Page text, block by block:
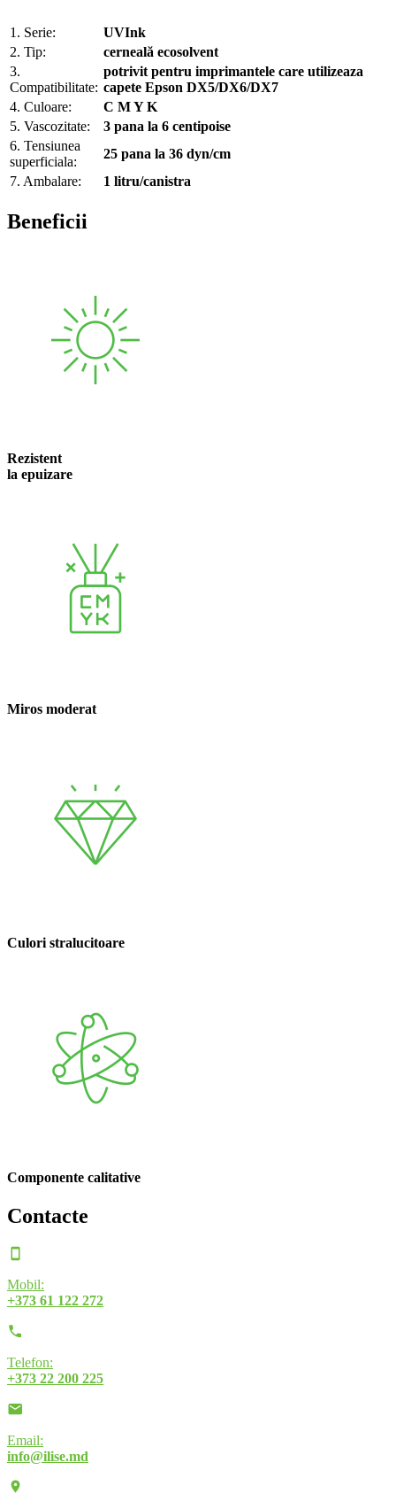
1. Serie:
UVInk
2. Tip:
cerneală ecosolvent
3.
Compatibilitate:
potrivit pentru imprimantele care utilizeaza
capete Epson DX5/DX6/DX7
4. Culoare:
C M Y K
5. Vascozitate:
3 pana la 6 centipoise
6. Tensiunea
superficiala:
25 pana la 36 dyn/cm
7. Ambalare:
1 litru/canistra
Beneficii
Rezistent
la epuizare
Miros moderat
Culori stralucitoare
Componente calitative
Contacte
Mobil:
+373 61 122 272
Telefon:
+373 22 200 225
Email:
info@ilise.md